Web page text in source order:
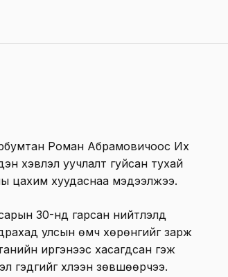
Роман Абрамовичоос Их
хэвлэл уучлалт гуйсан тухай
цахим хуудаснаа мэдээлжээ.
30-нд гарсан нийтлэлд
улсын өмч хөрөнгийг зарж
иргэнээс хасагдсан гэж
гэдгийг хүлээн зөвшөөрчээ.